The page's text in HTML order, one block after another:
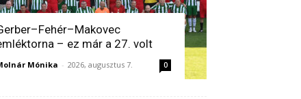
– ez már a 27. volt
Mónika - 2026, augusztus 7. 0